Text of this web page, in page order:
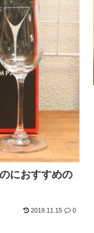
におすすめの
2019.11.15 0